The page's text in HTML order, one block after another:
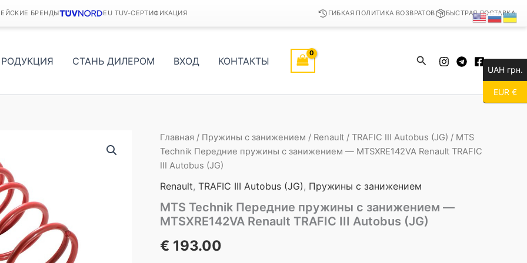
БРЕНДЫ EU TUV-СЕРТИФИКАЦИЯ ГИБКАЯ ПОЛИТИКА ВОЗВРАТОВ БЫСТРАЯ ДОСТАВКА
СТАНЬ ДИЛЕРОМ ВХОД КОНТАКТЫ Поиск
Главная / Пружины с занижением / Renault / TRAFIC III Autobus (JG) / MTS
Technik Передние пружины с занижением — MTSXRE142VA Renault TRAFIC
III Autobus (JG)
Renault, TRAFIC III Autobus (JG) , Пружины с занижением
MTS Technik Передние пружины с занижением —
MTSXRE142VA Renault TRAFIC III Autobus (JG)
€ 193.00
UAH грн.
EUR €